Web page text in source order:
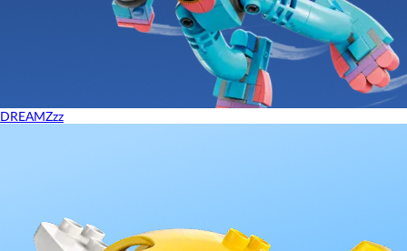
DREAMZzz